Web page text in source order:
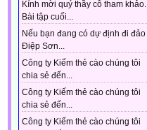
Kính mời quý thầy cô tham khảo.
Bài tập cuối...
Nếu bạn đang có dự định đi đảo
Điệp Sơn...
Công ty Kiếm thẻ cào chúng tôi
chia sẻ đến...
Công ty Kiếm thẻ cào chúng tôi
chia sẻ đến...
Công ty Kiếm thẻ cào chúng tôi